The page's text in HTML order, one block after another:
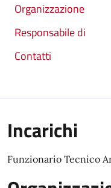
Organizzazione
Responsabile di
Contatti
Incarichi
Funzionario Tecnico